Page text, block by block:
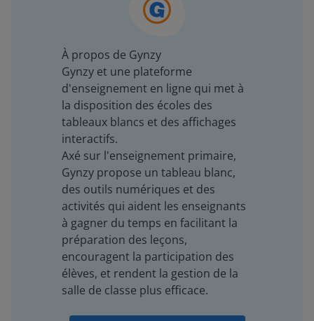
À propos de Gynzy
Gynzy et une plateforme
d'enseignement en ligne qui met à
la disposition des écoles des
tableaux blancs et des affichages
interactifs.
Axé sur l'enseignement primaire,
Gynzy propose un tableau blanc,
des outils numériques et des
activités qui aident les enseignants
à gagner du temps en facilitant la
préparation des leçons,
encouragent la participation des
élèves, et rendent la gestion de la
salle de classe plus efficace.